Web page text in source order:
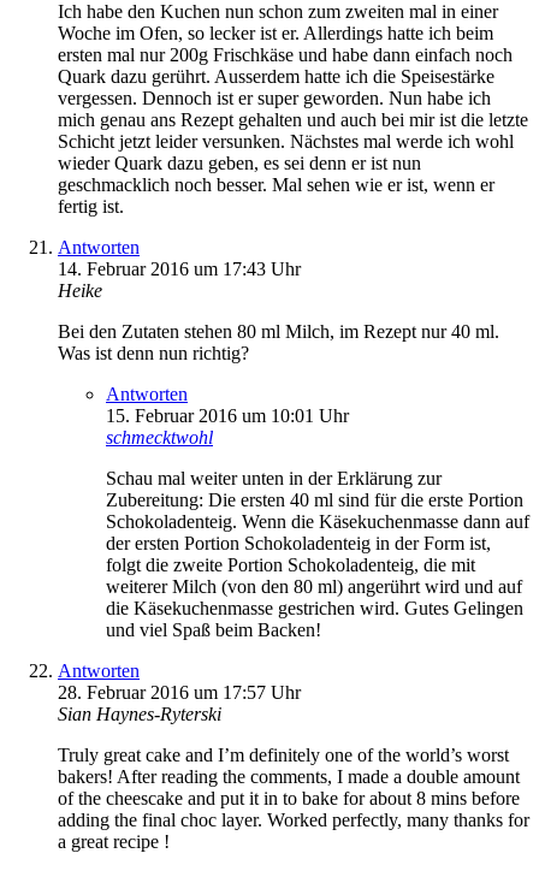
Ich habe den Kuchen nun schon zum zweiten mal in einer
Woche im Ofen, so lecker ist er. Allerdings hatte ich beim
ersten mal nur 200g Frischkäse und habe dann einfach noch
Quark dazu gerührt. Ausserdem hatte ich die Speisestärke
vergessen. Dennoch ist er super geworden. Nun habe ich
mich genau ans Rezept gehalten und auch bei mir ist die letzte
Schicht jetzt leider versunken. Nächstes mal werde ich wohl
wieder Quark dazu geben, es sei denn er ist nun
geschmacklich noch besser. Mal sehen wie er ist, wenn er
fertig ist.
Antworten
14. Februar 2016 um 17:43 Uhr
Heike
Bei den Zutaten stehen 80 ml Milch, im Rezept nur 40 ml.
Was ist denn nun richtig?
Antworten
15. Februar 2016 um 10:01 Uhr
schmecktwohl
Schau mal weiter unten in der Erklärung zur
Zubereitung: Die ersten 40 ml sind für die erste Portion
Schokoladenteig. Wenn die Käsekuchenmasse dann auf
der ersten Portion Schokoladenteig in der Form ist,
folgt die zweite Portion Schokoladenteig, die mit
weiterer Milch (von den 80 ml) angerührt wird und auf
die Käsekuchenmasse gestrichen wird. Gutes Gelingen
und viel Spaß beim Backen!
Antworten
28. Februar 2016 um 17:57 Uhr
Sian Haynes-Ryterski
Truly great cake and I’m definitely one of the world’s worst
bakers! After reading the comments, I made a double amount
of the cheescake and put it in to bake for about 8 mins before
adding the final choc layer. Worked perfectly, many thanks for
a great recipe !